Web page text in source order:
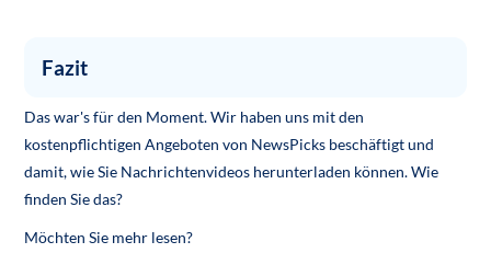
Fazit
Das war's für den Moment. Wir haben uns mit den
kostenpflichtigen Angeboten von NewsPicks beschäftigt und
damit, wie Sie Nachrichtenvideos herunterladen können. Wie
finden Sie das?
Möchten Sie mehr lesen?